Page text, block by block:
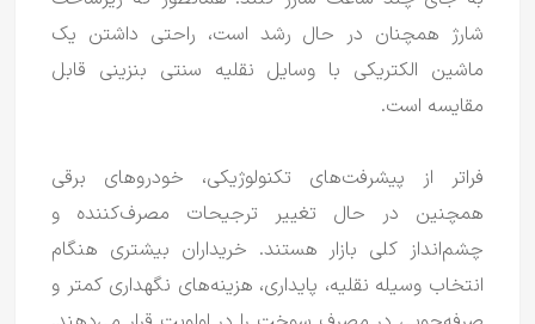
شارژ همچنان در حال رشد است، راحتی داشتن یک
ماشین الکتریکی با وسایل نقلیه سنتی بنزینی قابل
مقایسه است.
فراتر از پیشرفت‌های تکنولوژیکی، خودروهای برقی
همچنین در حال تغییر ترجیحات مصرف‌کننده و
چشم‌انداز کلی بازار هستند. خریداران بیشتری هنگام
انتخاب وسیله نقلیه، پایداری، هزینه‌های نگهداری کمتر و